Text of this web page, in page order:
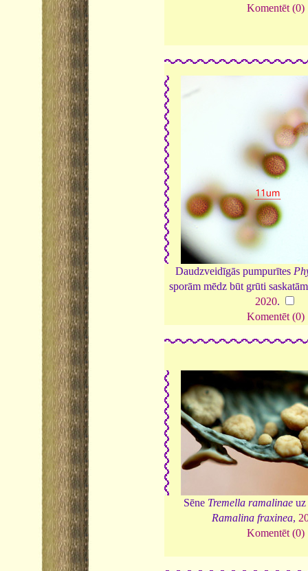
Komentēt (0)
Daudzveidīgās pumpurītes
sporām mēdz būt grūti
2020.
Komentēt (0)
Sēne Tremella ramalinae uz
Ramalina fraxinea,
Komentēt (0)